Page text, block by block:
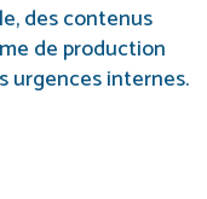
des contenus
de production
urgences internes.